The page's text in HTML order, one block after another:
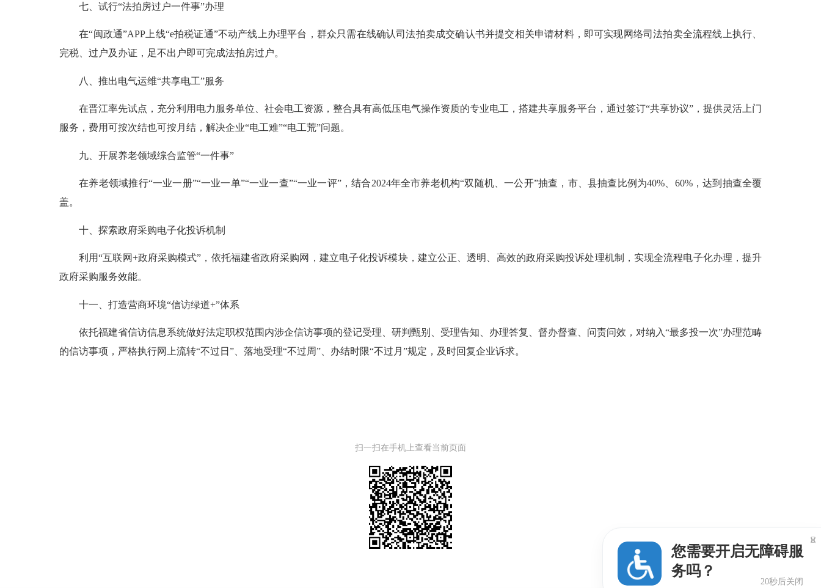
七、试行“法拍房过户一件事”办理
在“闽政通”APP上线“e拍税证通”不动产线上办理平台，群众只需在线确认司法拍卖成交确认书并提交相关申请材料，即可实现网络司法拍卖全流程线上执行、
完税、过户及办证，足不出户即可完成法拍房过户。
八、推出电气运维“共享电工”服务
在晋江率先试点，充分利用电力服务单位、社会电工资源，整合具有高低压电气操作资质的专业电工，搭建共享服务平台，通过签订“共享协议”，提供灵活上门
服务，费用可按次结也可按月结，解决企业“电工难”“电工荒”问题。
九、开展养老领域综合监管“一件事”
在养老领域推行“一业一册”“一业一单”“一业一查”“一业一评”，结合2024年全市养老机构“双随机、一公开”抽查，市、县抽查比例为40%、60%，达到抽查全覆
盖。
十、探索政府采购电子化投诉机制
利用“互联网+政府采购模式”，依托福建省政府采购网，建立电子化投诉模块，建立公正、透明、高效的政府采购投诉处理机制，实现全流程电子化办理，提升
政府采购服务效能。
十一、打造营商环境“信访绿道+”体系
依托福建省信访信息系统做好法定职权范围内涉企信访事项的登记受理、研判甄别、受理告知、办理答复、督办督查、问责问效，对纳入“最多投一次”办理范畴
的信访事项，严格执行网上流转“不过日”、落地受理“不过周”、办结时限“不过月”规定，及时回复企业诉求。
扫一扫在手机上查看当前页面
您需要开启无障碍服
务吗？
19秒后关闭
